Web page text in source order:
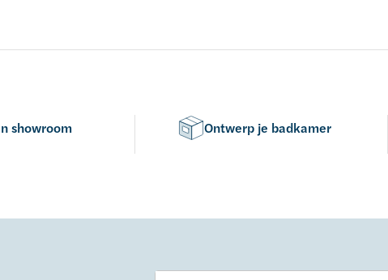
- opbouwtherm,
wanden transparant - profiel
showroom Ontwerp je badkamer